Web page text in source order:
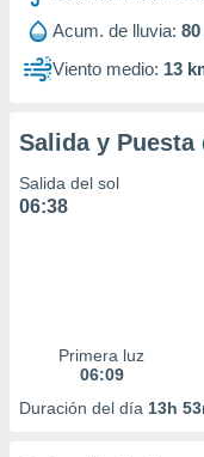
1199
Acum. de lluvia:
Viento medio: 13
Salida y Puesta
Salida del sol
06:38
Primera luz
06:09
Duración del día 13h